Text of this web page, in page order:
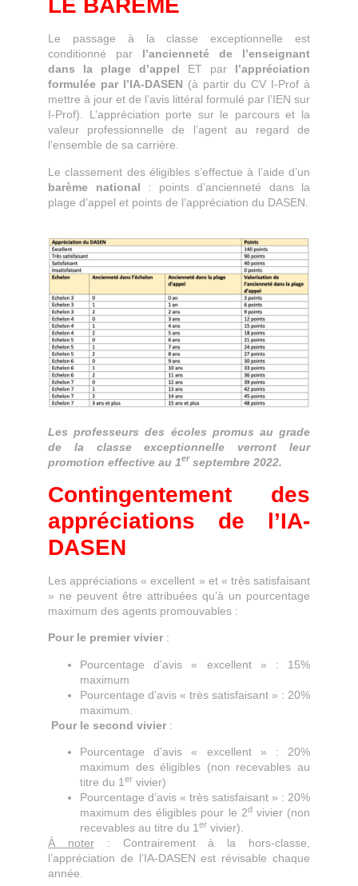
LE BARÈME
Le passage à la classe exceptionnelle est
conditionné par l’ancienneté de l’enseignant
dans la plage d’appel ET par l’appréciation
formulée par l’IA-DASEN (à partir du CV I-Prof à
mettre à jour et de l’avis littéral formulé par l’IEN sur
I-Prof). L’appréciation porte sur le parcours et la
valeur professionnelle de l’agent au regard de
l’ensemble de sa carrière.
Le classement des éligibles s’effectue à l’aide d’un
barème national : points d’ancienneté dans la
plage d’appel et points de l’appréciation du DASEN.
Les professeurs des écoles promus au grade
de la classe exceptionnelle verront leur
promotion effective au 1er septembre 2022.
Contingentement des
appréciations de l’IA-
DASEN
Les appréciations « excellent » et « très satisfaisant
» ne peuvent être attribuées qu’à un pourcentage
maximum des agents promouvables :
Pour le premier vivier :
Pourcentage d’avis « excellent » : 15%
maximum
Pourcentage d’avis « très satisfaisant » : 20%
maximum.
Pour le second vivier :
Pourcentage d’avis « excellent » : 20%
maximum des éligibles (non recevables au
titre du 1er vivier)
Pourcentage d’avis « très satisfaisant » : 20%
maximum des éligibles pour le 2dvivier (non
recevables au titre du 1er vivier).
À noter: Contrairement à la hors-classe,
l’appréciation de l’IA-DASEN est révisable chaque
année.